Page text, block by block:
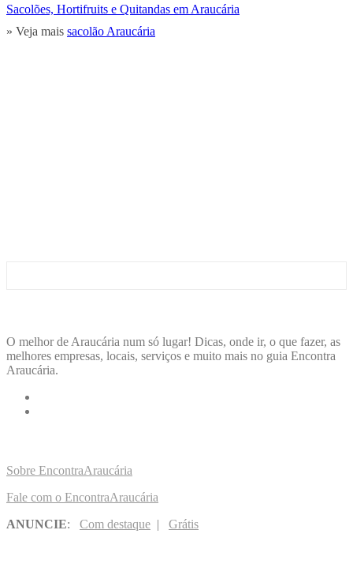
Sacolões, Hortifruits e Quitandas em Araucária
» Veja mais sacolão Araucária
O melhor de Araucária num só lugar! Dicas, onde ir, o que fazer, as
melhores empresas, locais, serviços e muito mais no guia Encontra
Araucária.
Sobre EncontraAraucária
Fale com o EncontraAraucária
ANUNCIE: Com destaque | Grátis